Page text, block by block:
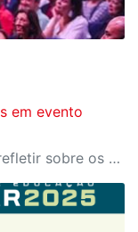
em evento
O encontro reuniu educadores para refletir sobre os desafios e as transformações da educação em tempos de inovação tecnológica